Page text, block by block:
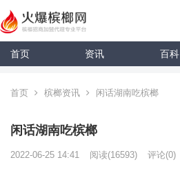
首页 资讯 百科
首页 槟榔资讯 闲话湖南吃槟榔
闲话湖南吃槟榔
2022-06-25 14:41 阅读(16593) 评论(0)